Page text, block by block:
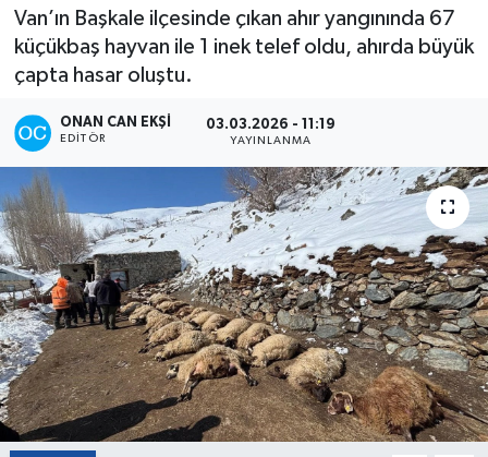
Van’ın Başkale ilçesinde çıkan ahır yangınında 67
küçükbaş hayvan ile 1 inek telef oldu, ahırda büyük
çapta hasar oluştu.
ONAN CAN EKŞI
EDITÖR
03.03.2026 - 11:19
YAYINLANMA
Son Dakika Haberleri
Haber Arşivi